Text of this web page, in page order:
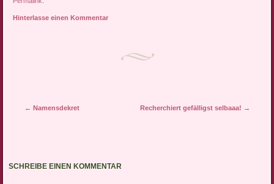
Hinterlasse einen Kommentar
Artikel-Navigation
← Namensdekret Recherchiert gefälligst selbaaa! →
SCHREIBE EINEN KOMMENTAR